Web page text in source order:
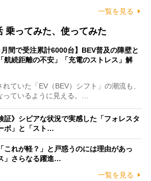
一覧を見る
乗ってみた、使ってみた
月間で受注累計6000台】BEV普及の障壁と
航続距離の不安」「充電のストレス」解
ていた「EV（BEV）シフト」の潮流も、
ているように見える。…
証》シビアな状況で実感した「フォレスタ
ボ」と「スト…
これが軽？」と戸惑うのには理由があっ
」さらなる躍進…
一覧を見る